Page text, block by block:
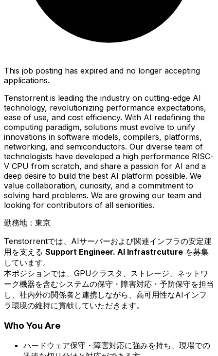
This job posting has expired and no longer accepting
applications.
Tenstorrent is leading the industry on cutting-edge AI
technology, revolutionizing performance expectations,
ease of use, and cost efficiency. With AI redefining the
computing paradigm, solutions must evolve to unify
innovations in software models, compilers, platforms,
networking, and semiconductors. Our diverse team of
technologists have developed a high performance RISC-
V CPU from scratch, and share a passion for AI and a
deep desire to build the best AI platform possible. We
value collaboration, curiosity, and a commitment to
solving hard problems. We are growing our team and
looking for contributors of all seniorities.
勤務地：東京
Tenstorrentでは、AIサーバーおよび関連インフラの安定運
用を支える Support Engineer. AI Infrastrcuture を募集
しています。
本ポジションでは、GPUクラスタ、ストレージ、ネットワ
ーク機器を含むシステムの保守・障害対応・予防保守を担当
し、社内外の関係者と連携しながら、高可用性なAIインフ
ラ環境の維持に貢献していただきます。
Who You Are
ハードウェア保守・障害対応に強みを持ち、現場での